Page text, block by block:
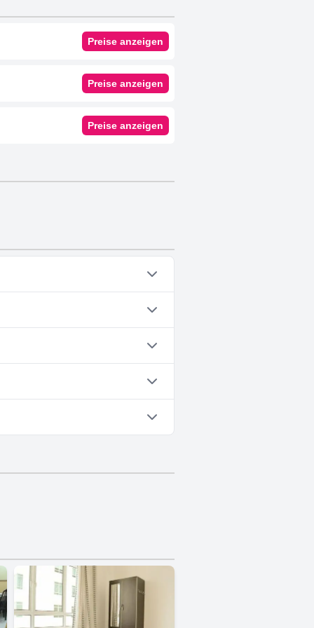
Preise anzeigen
Preise anzeigen
Preise anzeigen